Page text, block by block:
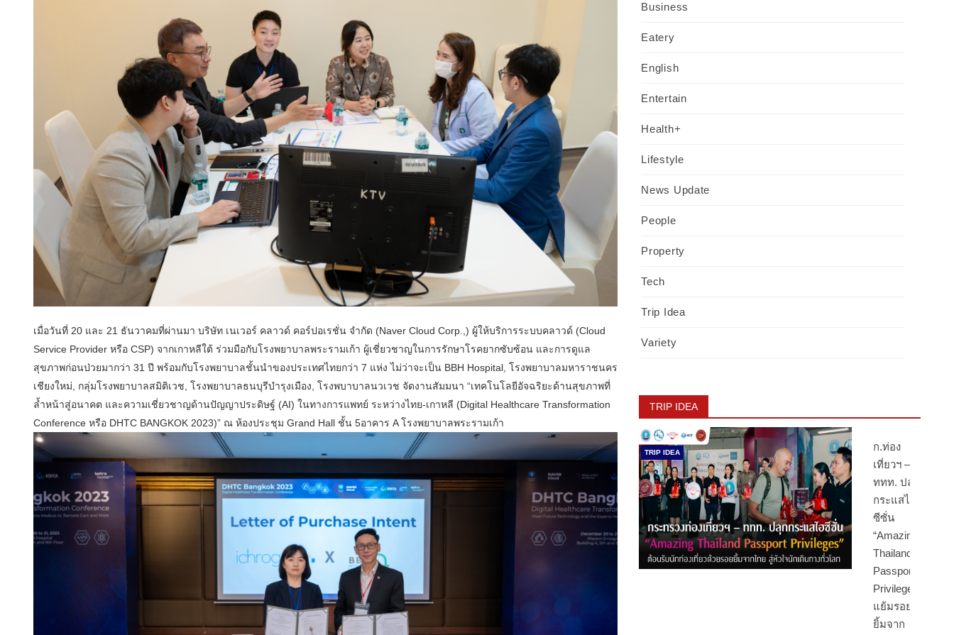
เมื่อวันที่ 20 และ 21 ธันวาคมที่ผ่านมา บริษัท เนเวอร์ คลาวด์ คอร์ปอเรชั่น จํากัด (Naver Cloud Corp.,) ผู้ให้บริการระบบคลาวด์ (Cloud
Service Provider หรือ CSP) จากเกาหลีใต้ ร่วมมือกับโรงพยาบาลพระรามเก้า ผู้เชี่ยวชาญในการรักษาโรคยากซับซ้อน และการดูแล
สุขภาพก่อนป่วยมากว่า 31 ปี พร้อมกับโรงพยาบาลชั้นนำของประเทศไทยกว่า 7 แห่ง ไม่ว่าจะเป็น BBH Hospital, โรงพยาบาลมหาราชนคร
เชียงใหม่, กลุ่มโรงพยาบาลสมิติเวช, โรงพยาบาลธนบุรีบำรุงเมือง, โรงพบาบาลนวเวช จัดงานสัมมนา “เทคโนโลยีอัจฉริยะด้านสุขภาพที่
ล้ำหน้าสู่อนาคต และความเชี่ยวชาญด้านปัญญาประดิษฐ์ (AI) ในทางการแพทย์ ระหว่างไทย-เกาหลี (Digital Healthcare Transformation
Conference หรือ DHTC BANGKOK 2023)” ณ ห้องประชุม Grand Hall ชั้น 5อาคาร A โรงพยาบาลพระรามเก้า
Business
Eatery
English
Entertain
Health+
Lifestyle
News Update
People
Property
Tech
Trip Idea
Variety
TRIP IDEA
TRIP IDEA
ก.ท่อง
เที่ยวฯ –
ททท. ปลุก
กระแสไฮ
ซีซั่น
“Amazing
Thailand
Passport
Privileges”
แย้มรอย
ยิ้มจาก